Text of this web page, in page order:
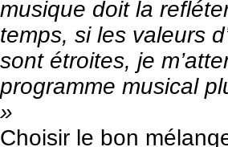
musique doit la
temps, si les valeurs
sont étroites, je
programme musical
»
Choisir le bon